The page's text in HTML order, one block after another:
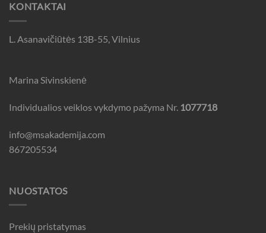
KONTAKTAI
L. Asanavičiūtės 13B-55, Vilnius
Marina Sivinskienė
Individualios veiklos vykdymo pažyma Nr. 1077718
info@msakademija.com
867205534
NUOSTATOS
Prekių pristatymas